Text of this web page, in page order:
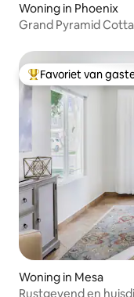
Woning in Phoenix
Grand Pyramid
Topfavoriet van
Favoriet van
Woning in Mesa
Rustgevend en